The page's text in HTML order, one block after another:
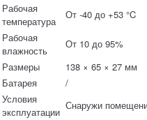
Рабочая
температура
От -40 до +53 °C
Рабочая
влажность
От 10 до 95%
Размеры
138 × 65 × 27 мм
Батарея
/
Условия
эксплуатации
Снаружи